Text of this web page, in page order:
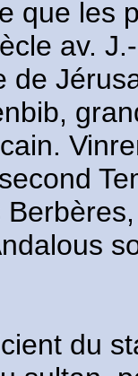
que les
av.
de
du